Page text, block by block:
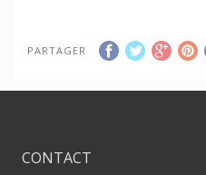
PARTAGER
CONTACT